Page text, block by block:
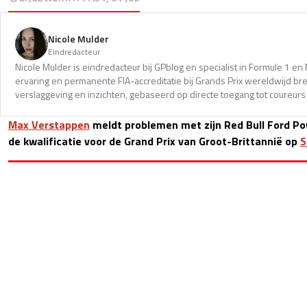
Nicole Mulder
Eindredacteur
Nicole Mulder is eindredacteur bij GPblog en specialist in Formule 1 en
ervaring en permanente FIA-accreditatie bij Grands Prix wereldwijd
verslaggeving en inzichten, gebaseerd op directe toegang tot
Max Verstappen meldt problemen met zijn Red Bull Ford
de kwalificatie voor de Grand Prix van Groot-Brittannië op